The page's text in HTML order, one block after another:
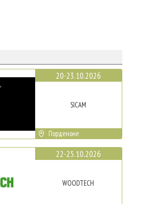
20-23.10.2026
SICAM
Порденоне
22-25.10.2026
WOODTECH